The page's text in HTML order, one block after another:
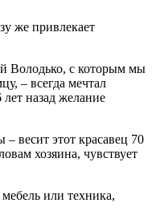
же привлекает
Володько, с которым мы
– всегда мечтал
назад желание
весит этот красавец 70
хозяина, чувствует
или техника,